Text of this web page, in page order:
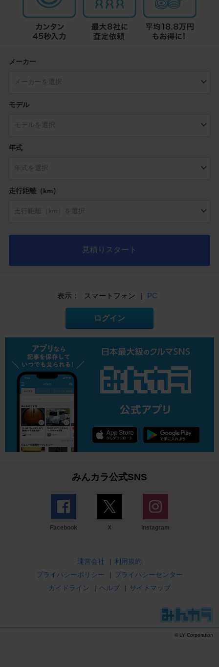
メーカー
モデル
年式
走行距離（km）
見積りスタート
表示： スマートフォン | PC
ログイン
みんカラ公式SNS
Facebook X Instagram
運営会社 | 利用規約
プライバシーポリシー
| プライバシーセンター
ガイドライン
| ヘルプ | サイトマップ
© LY Corporation